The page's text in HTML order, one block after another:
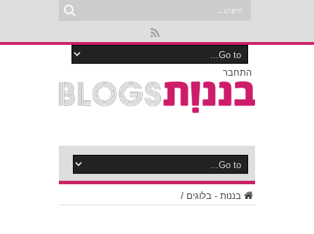
התחבר
בננות - בלוגים /